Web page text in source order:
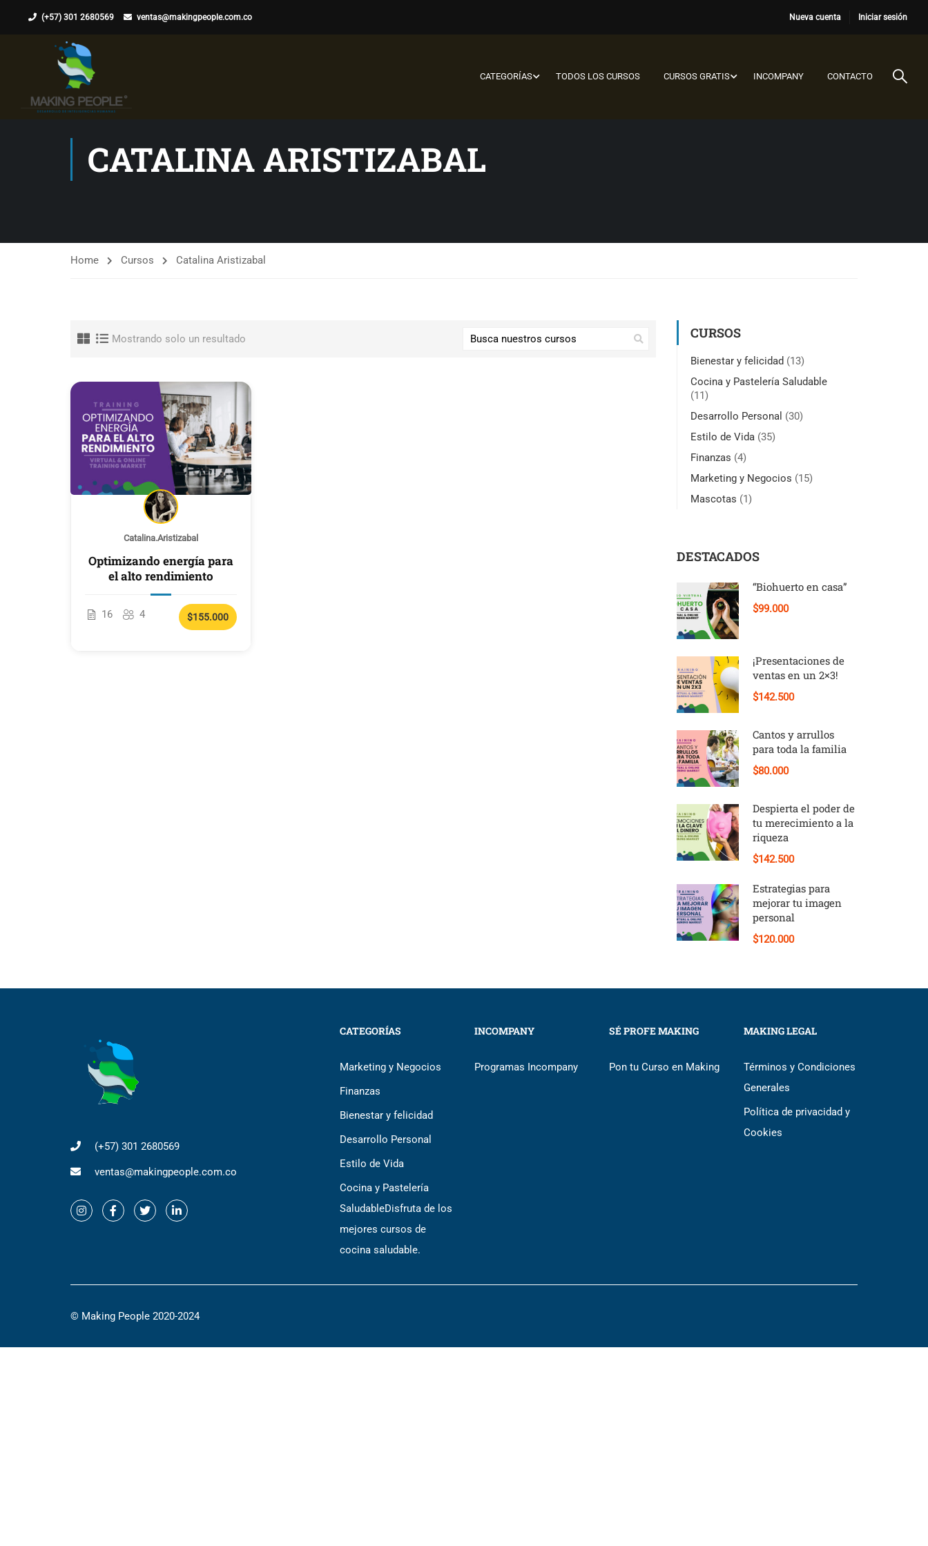
(+57) 301 2680569 ventas@makingpeople.com.co Nueva cuenta Iniciar sesión
CATEGORÍAS TODOS LOS CURSOS CURSOS GRATIS INCOMPANY CONTACTO
CATALINA ARISTIZABAL
Home Cursos Catalina Aristizabal
Mostrando solo un resultado
Catalina.aristizabal
Optimizando energía para
el alto rendimiento
16 4 $155.000
CURSOS
Bienestar y felicidad (13)
Cocina y Pastelería Saludable
(11)
Desarrollo Personal (30)
Estilo de Vida (35)
Finanzas (4)
Marketing y Negocios (15)
Mascotas (1)
DESTACADOS
“Biohuerto en casa”
$99.000
¡Presentaciones de
ventas en un 2×3!
$142.500
Cantos y arrullos
para toda la familia
$80.000
Despierta el poder de
tu merecimiento a la
riqueza
$142.500
Estrategias para
mejorar tu imagen
personal
$120.000
(+57) 301 2680569
ventas@makingpeople.com.co
CATEGORÍAS
Marketing y Negocios
Finanzas
Bienestar y felicidad
Desarrollo Personal
Estilo de Vida
Cocina y Pastelería
SaludableDisfruta de los
mejores cursos de
cocina saludable.
INCOMPANY
Programas Incompany
SÉ PROFE MAKING
Pon tu Curso en Making
MAKING LEGAL
Términos y Condiciones
Generales
Política de privacidad y
Cookies
© Making People 2020-2024